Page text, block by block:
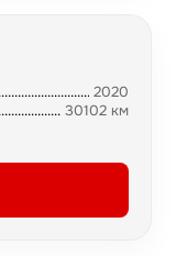
2020
30102 км